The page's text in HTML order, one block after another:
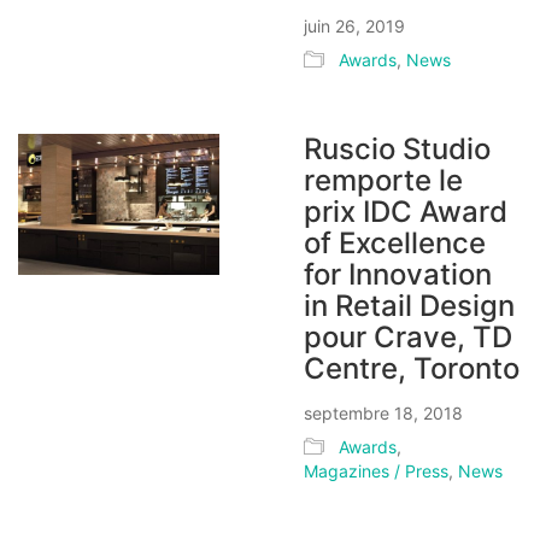
juin 26, 2019
Awards, News
Ruscio Studio
remporte le
prix IDC Award
of Excellence
for Innovation
in Retail Design
pour Crave, TD
Centre, Toronto
septembre 18, 2018
Awards,
Magazines / Press, News